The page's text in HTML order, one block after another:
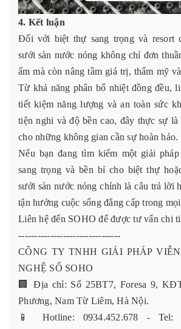
4. Kết luận
Đối với biệt thự sang trọng và resort
sưởi sàn nước nóng không chỉ đơn
ấm mà còn nâng tầm giá trị, thẩm mỹ
Từ khả năng phân bổ nhiệt đồng đều,
tiết kiệm năng lượng và an toàn sức
tiện nghi và độ bền cao, đây thực sự
cho những không gian cần sự hoàn hảo.
Nếu bạn đang tìm kiếm một giải
sang trọng và bền bỉ cho biệt thự
sưởi sàn nước nóng chính là câu trả lời
tận hưởng cuộc sống đẳng cấp trong
Liên hệ đến SOHO để được tư vấn chi
--------------------------------
CÔNG TY TNHH GIẢI PHÁP
NGHỆ SỐ SOHO
🏢 Địa chỉ: Số 25BT7, Foresa 9,
Phương, Nam Từ Liêm, Hà Nội.
📱 Hotline: 0934.452.678 - Tel: